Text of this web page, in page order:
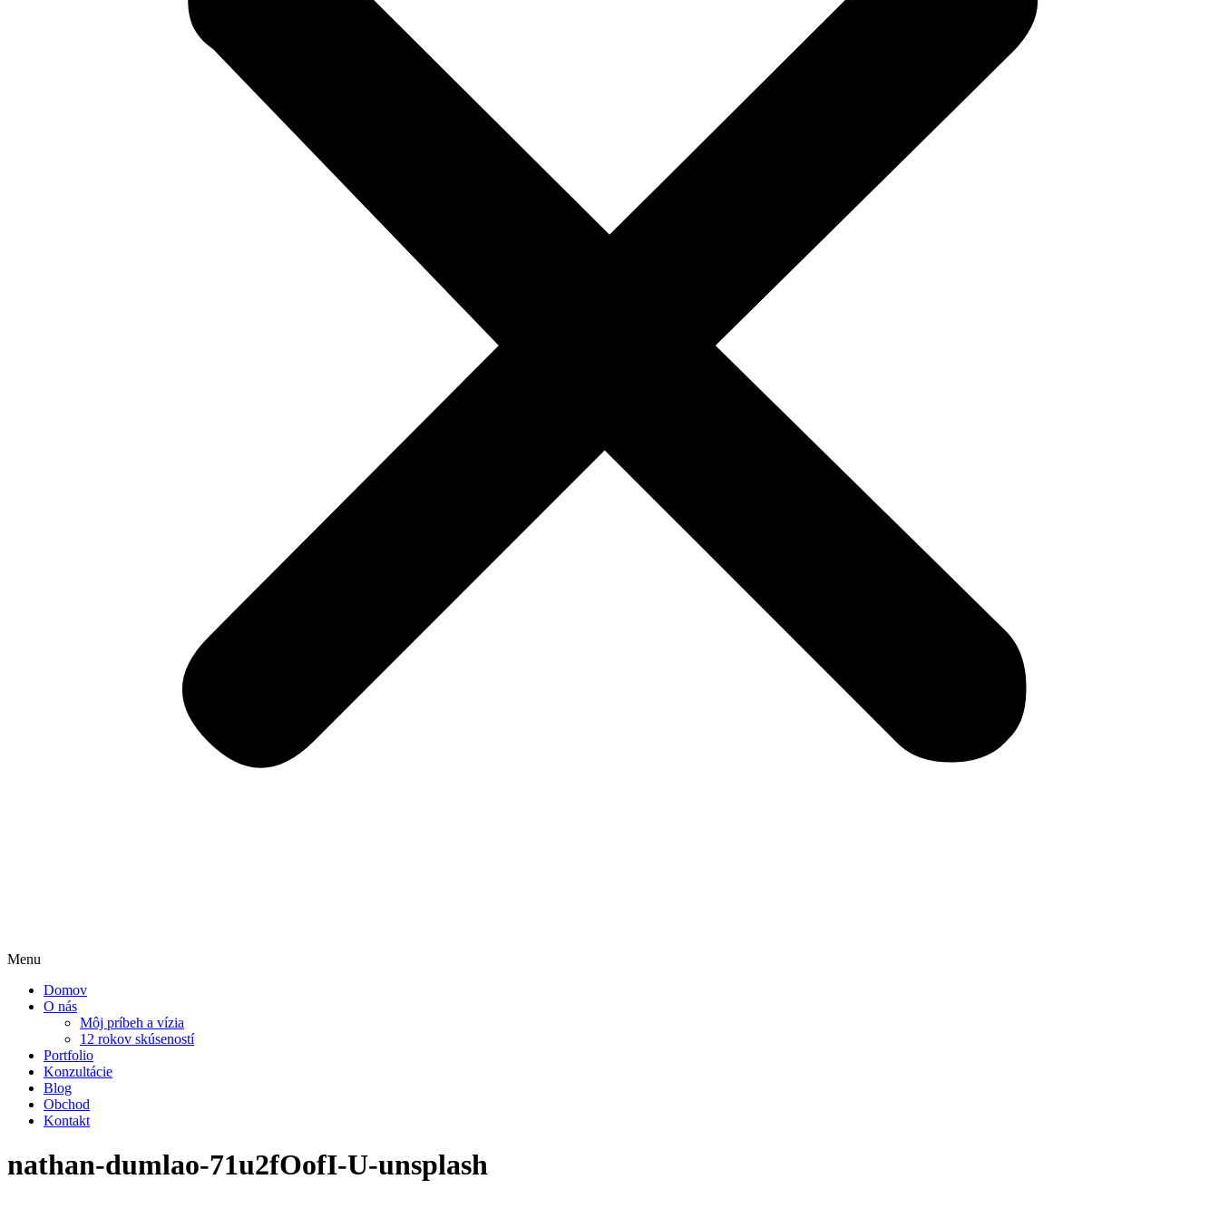
Menu
Domov
O nás
Môj príbeh a vízia
12 rokov skúseností
Portfolio
Konzultácie
Blog
Obchod
Kontakt
nathan-dumlao-71u2fOofI-U-unsplash